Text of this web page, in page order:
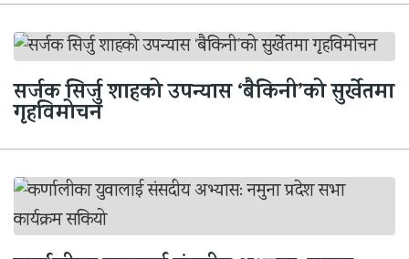
सर्जक सिर्जु शाहको उपन्यास ‘बैकिनी’को सुर्खेतमा
गृहविमोचन